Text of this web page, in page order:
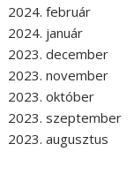
2024. február
2024. január
2023. december
2023. november
2023. október
2023. szeptember
2023. augusztus